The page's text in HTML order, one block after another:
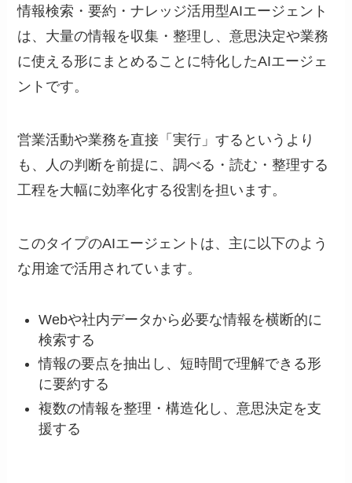
情報検索・要約・ナレッジ活用型AIエージェント
は、大量の情報を収集・整理し、意思決定や業務
に使える形にまとめることに特化したAIエージェ
ントです。
営業活動や業務を直接「実行」するというより
も、人の判断を前提に、調べる・読む・整理する
工程を大幅に効率化する役割を担います。
このタイプのAIエージェントは、主に以下のよう
な用途で活用されています。
Webや社内データから必要な情報を横断的に
検索する
情報の要点を抽出し、短時間で理解できる形
に要約する
複数の情報を整理・構造化し、意思決定を支
援する